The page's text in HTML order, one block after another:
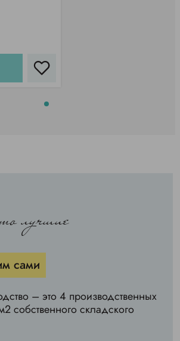
лучшие
сами
– это 4 производственных
собственного складского